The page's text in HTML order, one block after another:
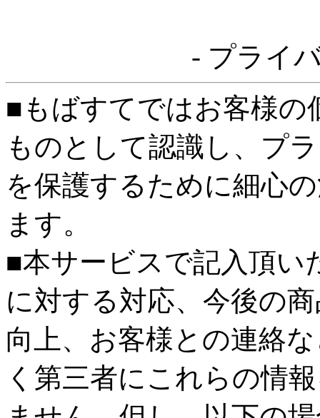
- プライ
■もばすてではお客様の
ものとして認識し、プ
を保護するために細心
ます。
■本サービスで記入頂い
に対する対応、今後の
向上、お客様との連絡
く第三者にこれらの情